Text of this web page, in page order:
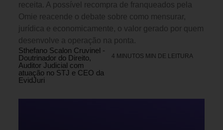
receita. A possível recompra de franqueados pela
Omie reacende o debate sobre como mensurar,
jurídica e economicamente, o valor gerado por quem
desenvolve a operação na ponta.
Sthefano Scalon Cruvinel -
Doutrinador do Direito,
Auditor Judicial com
atuação no STJ e CEO da
EvidJuri
4 MINUTOS MIN DE LEITURA